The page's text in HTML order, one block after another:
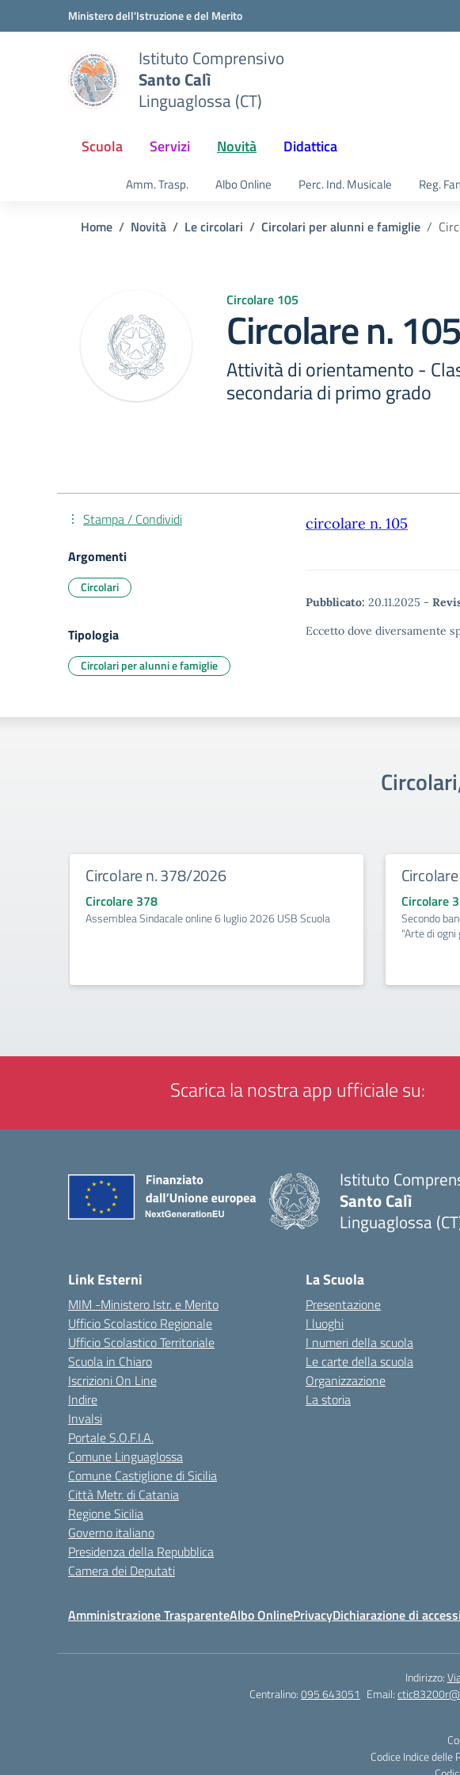
Vai ai contenuti
Vai al menu di navigazioneMinistero dell'Istruzione e del Merito
Istituto Comprensivo
Santo Calì
Linguaglossa (CT)
Scuola Servizi Novità Didattica
Amm. Trasp. Albo Online Perc. Ind. Musicale Reg.
Home Novità Le circolari Circolari per alunni e famiglie
Circolare 105
Circolare n.
Attività di orientamento -
secondaria di primo grado
circolare n. 105
Pubblicato: 20.11.2025 -
Eccetto dove diversamente
Stampa / Condividi
Argomenti
Circolari
Tipologia
Circolari per alunni e famiglie
Circolare n. 378/2026
Circolare 378
Assemblea Sindacale online 6 luglio 2026 USB Scuola
Circolare
Secondo
"Arte di
Scarica la nostra app ufficiale su:
Istituto
Santo Calì
Linguaglossa
Link Esterni
MIM -Ministero Istr. e Merito
Ufficio Scolastico Regionale
Ufficio Scolastico Territoriale
Scuola in Chiaro
Iscrizioni On Line
Indire
Invalsi
Portale S.O.F.I.A.
Comune Linguaglossa
Comune Castiglione di Sicilia
Città Metr. di Catania
Regione Sicilia
Governo italiano
Presidenza della Repubblica
Camera dei Deputati
La Scuola
Presentazione
I luoghi
I numeri della scuola
Le carte della scuola
Organizzazione
La storia
Amministrazione TrasparenteAlbo OnlinePrivacyDichiarazione di
Indirizzo:
Centralino:095 643051 Email:
Codice Indice delle